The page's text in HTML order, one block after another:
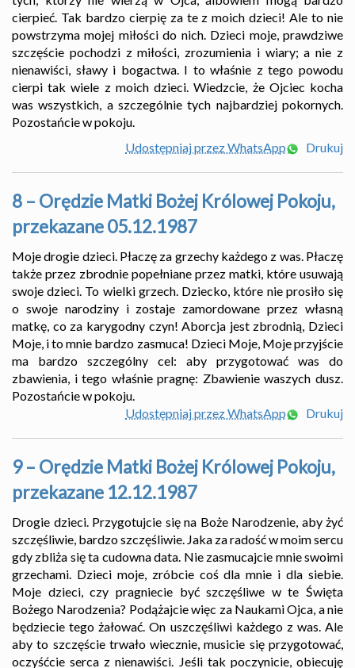
cierpieć. Tak bardzo cierpię za te z moich dzieci! Ale to nie
powstrzyma mojej miłości do nich. Dzieci moje, prawdziwe
szczęście pochodzi z miłości, zrozumienia i wiary; a nie z
nienawiści, sławy i bogactwa. I to właśnie z tego powodu
cierpi tak wiele z moich dzieci. Wiedzcie, że Ojciec kocha
was wszystkich, a szczególnie tych najbardziej pokornych.
Pozostańcie w pokoju.
Udostępniaj przez WhatsApp
Drukuj
8 – Orędzie Matki Bożej Królowej Pokoju,
przekazane 05.12.1987
Moje drogie dzieci. Płaczę za grzechy każdego z was. Płaczę
także przez zbrodnie popełniane przez matki, które usuwają
swoje dzieci. To wielki grzech. Dziecko, które nie prosiło się
o swoje narodziny i zostaje zamordowane przez własną
matkę, co za karygodny czyn! Aborcja jest zbrodnią, Dzieci
Moje, i to mnie bardzo zasmuca! Dzieci Moje, Moje przyjście
ma bardzo szczególny cel: aby przygotować was do
zbawienia, i tego właśnie pragnę: Zbawienie waszych dusz.
Pozostańcie w pokoju.
Udostępniaj przez WhatsApp
Drukuj
9 – Orędzie Matki Bożej Królowej Pokoju,
przekazane 12.12.1987
Drogie dzieci. Przygotujcie się na Boże Narodzenie, aby żyć
szczęśliwie, bardzo szczęśliwie. Jaka za radość w moim sercu
gdy zbliża się ta cudowna data. Nie zasmucajcie mnie swoimi
grzechami. Dzieci moje, zróbcie coś dla mnie i dla siebie.
Moje dzieci, czy pragniecie być szczęśliwe w te Święta
Bożego Narodzenia? Podążajcie więc za Naukami Ojca, a nie
będziecie tego żałować. On uszczęśliwi każdego z was. Ale
aby to szczęście trwało wiecznie, musicie się przygotować,
oczyśćcie serca z nienawiści. Jeśli tak poczynicie, obiecuję